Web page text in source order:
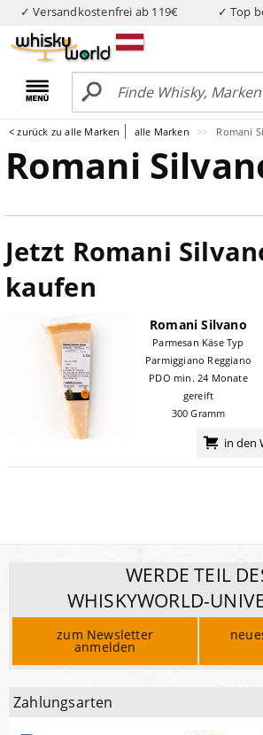
✓ Versandkostenfrei ab 119€ ✓ Top
< zurück zu alle Marken alle Marken Romani
Romani
Jetzt Romani
kaufen
Romani Silvano
Parmesan Käse Typ
Parmiggiano Reggiano
PDO min. 24 Monate
gereift
300 Gramm
in den
WERDE TEIL
WHISKYWORLD-
zum Newsletter
anmelden
Zahlungsarten